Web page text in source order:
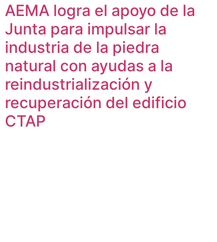
AEMA logra el apoyo de la
Junta para impulsar la
industria de la piedra
natural con ayudas a la
reindustrialización y
recuperación del edificio
CTAP